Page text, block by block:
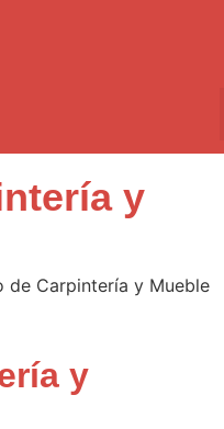
y
y